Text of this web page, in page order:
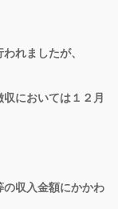
れましたが、
においては１２月
収入金額にかかわ